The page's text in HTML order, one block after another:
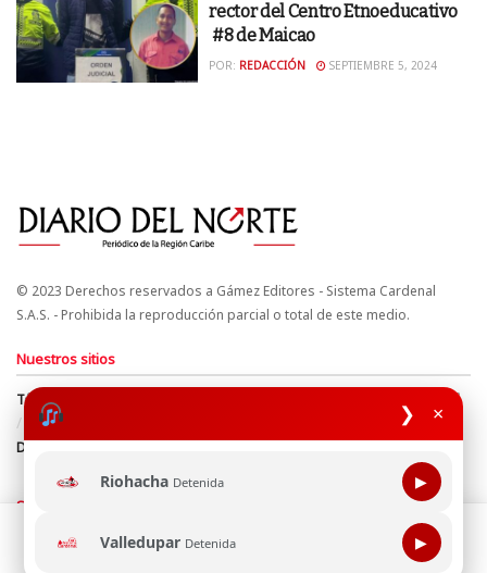
❯ ×
Riohacha Detenida ▶
Valledupar Detenida ▶
rector del Centro Etnoeducativo
#8 de Maicao
POR: REDACCIÓN SEPTIEMBRE 5, 2024
© 2023 Derechos reservados a Gámez Editores - Sistema Cardenal
S.A.S. - Prohibida la reproducción parcial o total de este medio.
Nuestros sitios
Términos y Condiciones
Derechos de Autor y Propiedad Intelectual
Política de uso de cookies
Política de Tratamiento de Datos
Directrices Editoriales
Síguenos
Esta página web usa cookie para mejorar tu experiencia de
navegación, al continuar aceptas nuestra política de uso de